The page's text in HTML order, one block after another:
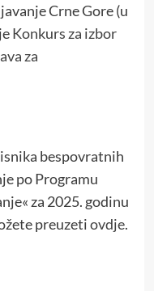
Crne Gore (u
Konkurs za izbor
za
bespovratnih
po Programu
za 2025. godinu
preuzetiovdje.